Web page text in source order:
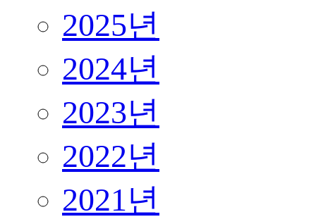
2025년
2024년
2023년
2022년
2021년